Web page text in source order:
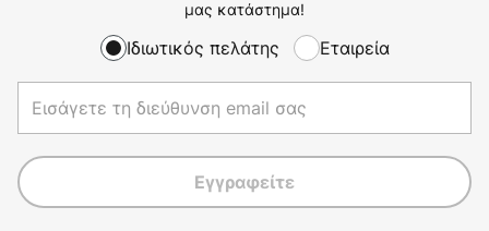
μας κατάστημα!
Ιδιωτικός πελάτης Εταιρεία
Εγγραφείτε